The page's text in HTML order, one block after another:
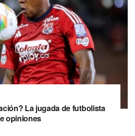
La jugada de futbolista
opiniones